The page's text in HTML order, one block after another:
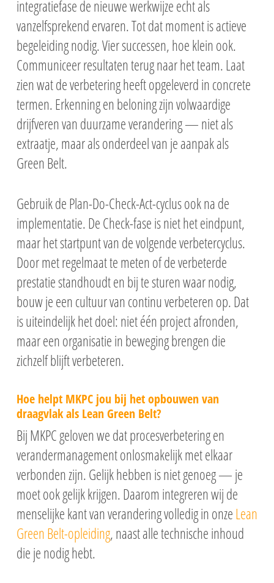
integratiefase de nieuwe werkwijze echt als
vanzelfsprekend ervaren. Tot dat moment is actieve
begeleiding nodig. Vier successen, hoe klein ook.
Communiceer resultaten terug naar het team. Laat
zien wat de verbetering heeft opgeleverd in concrete
termen. Erkenning en beloning zijn volwaardige
drijfveren van duurzame verandering — niet als
extraatje, maar als onderdeel van je aanpak als
Green Belt.
Gebruik de Plan-Do-Check-Act-cyclus ook na de
implementatie. De Check-fase is niet het eindpunt,
maar het startpunt van de volgende verbetercyclus.
Door met regelmaat te meten of de verbeterde
prestatie standhoudt en bij te sturen waar nodig,
bouw je een cultuur van continu verbeteren op. Dat
is uiteindelijk het doel: niet één project afronden,
maar een organisatie in beweging brengen die
zichzelf blijft verbeteren.
Hoe helpt MKPC jou bij het opbouwen van
draagvlak als Lean Green Belt?
Bij MKPC geloven we dat procesverbetering en
verandermanagement onlosmakelijk met elkaar
verbonden zijn. Gelijk hebben is niet genoeg — je
moet ook gelijk krijgen. Daarom integreren wij de
menselijke kant van verandering volledig in onzeLean
Green Belt-opleiding, naast alle technische inhoud
die je nodig hebt.